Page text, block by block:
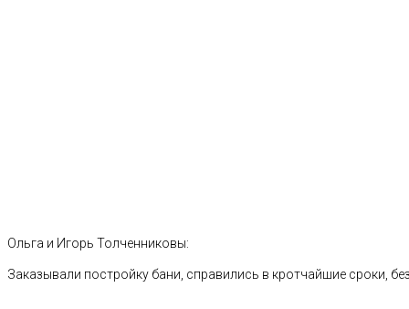
Ольга и Игорь Толченниковы:
Заказывали постройку бани, справились в кротчайшие сроки,